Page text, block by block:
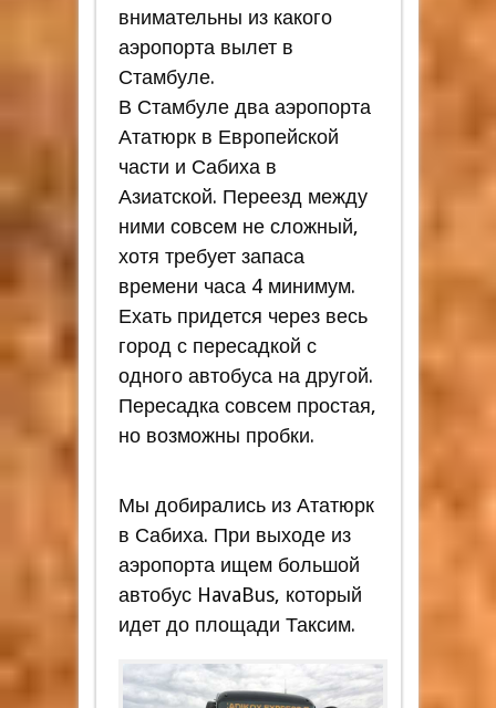
внимательны из какого
аэропорта вылет в
Стамбуле.
В Стамбуле два аэропорта
Ататюрк в Европейской
части и Сабиха в
Азиатской. Переезд между
ними совсем не сложный,
хотя требует запаса
времени часа 4 минимум.
Ехать придется через весь
город с пересадкой с
одного автобуса на другой.
Пересадка совсем простая,
но возможны пробки.
Мы добирались из Ататюрк
в Сабиха. При выходе из
аэропорта ищем большой
автобус HavaBus, который
идет до площади Таксим.